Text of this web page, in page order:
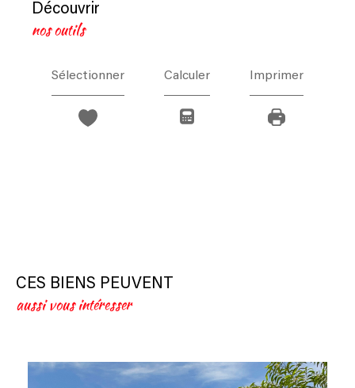
découvrir
nos outils
Sélectionner Calculer Imprimer
CES BIENS PEUVENT
aussi vous intéresser